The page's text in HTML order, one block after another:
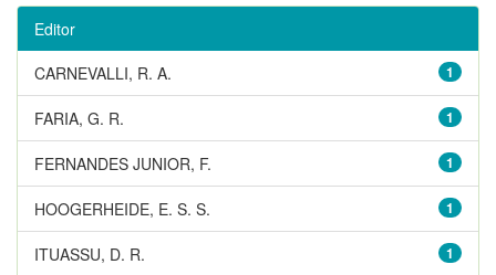
Editor
1
CARNEVALLI, R. A.
1
FARIA, G. R.
1
FERNANDES JUNIOR, F.
1
HOOGERHEIDE, E. S. S.
1
ITUASSU, D. R.